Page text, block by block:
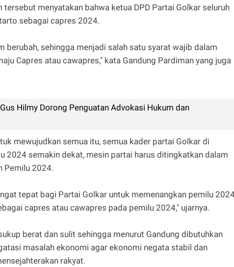
menyatakan bahwa ketua DPD Partai Golkar seluruh
sebagai capres 2024.
berubah, sehingga menjadi salah satu syarat wajib dalam
Capres atau cawapres," kata Gandung Pardiman yang juga
Hilmy Dorong Penguatan Advokasi Hukum dan
mewujudkan semua itu, semua kader partai Golkar di
2024 semakin dekat, mesin partai harus ditingkatkan dalam
Pemilu 2024.
tepat bagi Partai Golkar untuk memenangkan pemilu
capres atau cawapres pada pemilu 2024," ujarnya.
berat dan sulit sehingga menurut Gandung dibutuhkan
masalah ekonomi agar ekonomi negata stabil dan
rakyat.